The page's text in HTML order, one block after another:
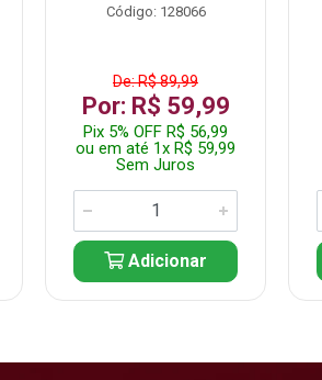
Código: 128066
De: R$ 89,99
Por: R$ 59,99
Pix 5% OFF R$ 56,99
ou em até 1x R$ 59,99
Sem Juros
Adicionar